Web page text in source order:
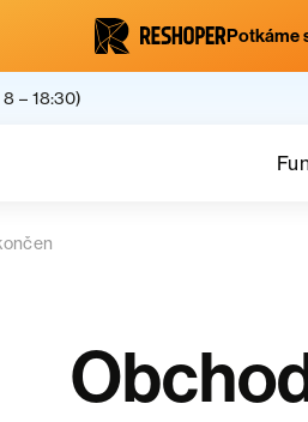
Potkáme
– 18:30)